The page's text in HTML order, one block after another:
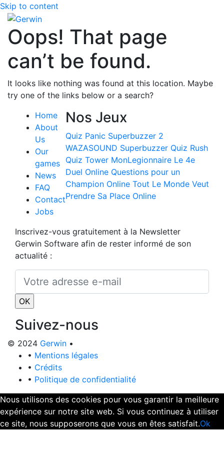
Skip to content
Oops! That page
can’t be found.
It looks like nothing was found at this location. Maybe
try one of the links below or a search?
Home
About
Us
Our
games
News
FAQ
Contact
Jobs
Nos Jeux
Quiz Panic Superbuzzer 2
WAZASOUND Superbuzzer Quiz Rush
Quiz Tower MonLegionnaire Le 4e
Duel Online Questions pour un
Champion Online Tout Le Monde Veut
Prendre Sa Place Online
Inscrivez-vous gratuitement à la Newsletter
Gerwin Software afin de rester informé de son
actualité :
Suivez-nous
© 2024 Gerwin •
• Mentions légales
• Crédits
• Politique de confidentialité
Nous utilisons des cookies pour vous garantir la meilleure
expérience sur notre site web. Si vous continuez à utiliser
ce site, nous supposerons que vous en êtes satisfait.Ok